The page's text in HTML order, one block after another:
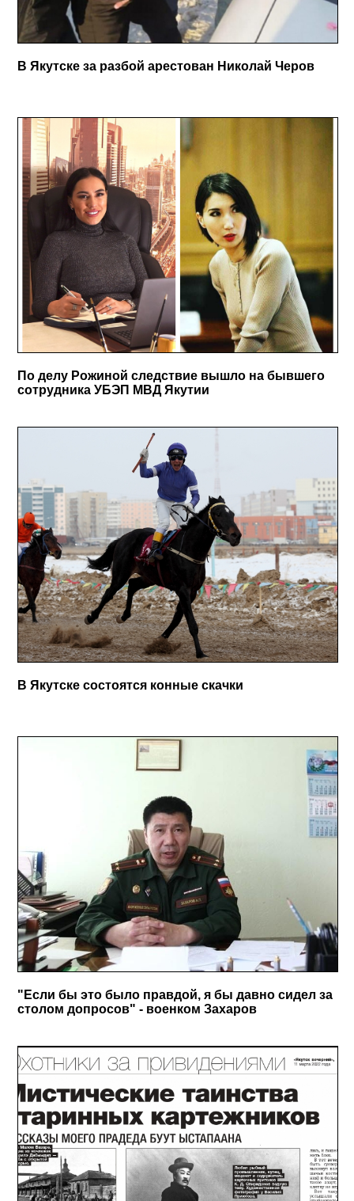
В Якутске за разбой арестован Николай Черов
По делу Рожиной следствие вышло на бывшего
сотрудника УБЭП МВД Якутии
В Якутске состоятся конные скачки
"Если бы это было правдой, я бы давно сидел за
столом допросов" - военком Захаров